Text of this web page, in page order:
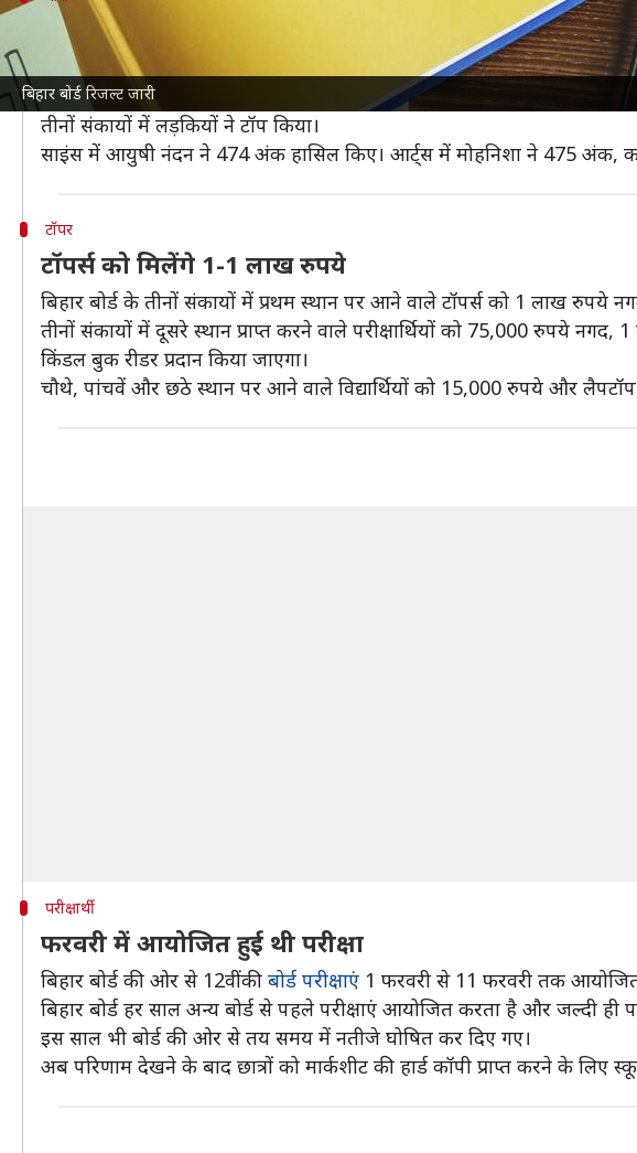
बिहार बोर्ड रिजल्ट जारी
तीनों संकाय में लड़कियों ने टॉप किया
12वीं की परीक्षा में 13 लाख से ज्यादा परीक्षार्थी शामिल हुए थे, जिसमें कुल 10.91
कुल उत्तीर्ण प्रतिशत 83.7% रहा। आर्ट्स में 82.74 फीसदी, साइंस में 83.93
तीनों संकायों में लड़कियों ने टॉप किया।
साइंस में आयुषी नंदन ने 474 अंक हासिल किए। आर्ट्स में मोहनिशा ने 475 अंक,
टॉपर
टॉपर्स को मिलेंगे 1-1 लाख रुपये
बिहार बोर्ड के तीनों संकायों में प्रथम स्थान पर आने वाले टॉपर्स को 1 लाख रुपये
तीनों संकायों में दूसरे स्थान प्राप्त करने वाले परीक्षार्थियों को 75,000 रुपये
किंडल बुक रीडर प्रदान किया जाएगा।
चौथे, पांचवें और छठे स्थान पर आने वाले विद्यार्थियों को 15,000 रुपये और लैपटॉप
परीक्षार्थी
फरवरी में आयोजित हुई थी परीक्षा
बिहार बोर्ड की ओर से 12वीं की बोर्ड परीक्षाएं 1 फरवरी से 11 फरवरी तक
बिहार बोर्ड हर साल अन्य बोर्ड से पहले परीक्षाएं आयोजित करता है और जल्दी ही
इस साल भी बोर्ड की ओर से तय समय में नतीजे घोषित कर दिए गए।
अब परिणाम देखने के बाद छात्रों को मार्कशीट की हार्ड कॉपी प्राप्त करने के लिए